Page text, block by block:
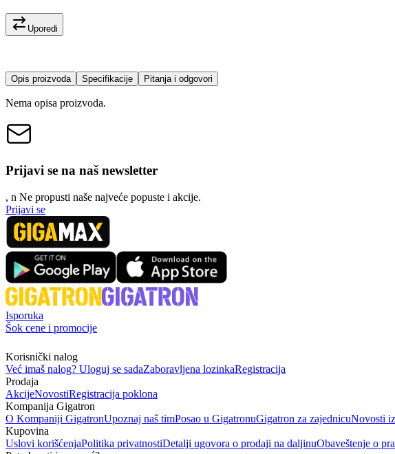
Uporedi
Opis proizvoda Specifikacije Pitanja i odgovori
Nema opisa proizvoda.
Prijavi se na naš newsletter
, n Ne propusti naše najveće popuste i akcije.
Prijavi se
Isporuka
Šok cene i promocije
Korisnički nalog
Već imaš nalog? Uloguj se sadaZaboravljena lozinkaRegistracija
Prodaja
AkcijeNovostiRegistracija poklona
Kompanija Gigatron
O Kompaniji GigatronUpoznaj naš timPosao u GigatronuGigatron za zajednicuNovosti
Kupovina
Uslovi korišćenjaPolitika privatnostiDetalji ugovora o prodaji na daljinuObaveštenje o